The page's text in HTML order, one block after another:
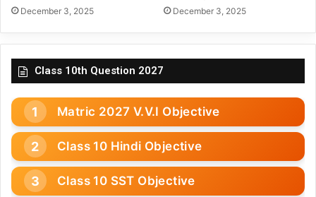
December 3, 2025 December 3, 2025
Class 10th Question 2027
Matric 2027 V.V.I Objective
Class 10 Hindi Objective
Class 10 SST Objective